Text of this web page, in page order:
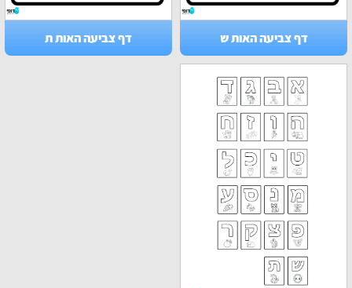
דף צביעה האות ש דף צביעה האות ת